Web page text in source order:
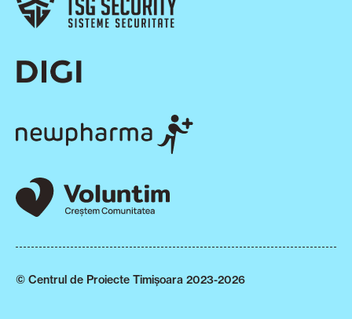
© Centrul de Proiecte Timișoara 2023-2026